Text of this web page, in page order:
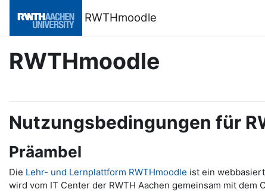
RWTHmoodle
RWTHmoodle
Nutzungsbedingungen für
Präambel
Die Lehr- und Lernplattform RWTHmoodle ist ein
wird vom IT Center der RWTH Aachen gemeinsam mit